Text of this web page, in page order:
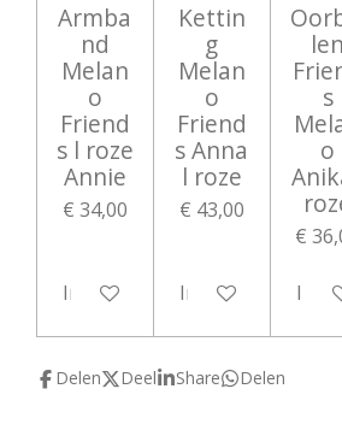
Armba
nd
Melan
o
Friend
s l roze
Annie
€ 34,00
In winkelwagen
Kettin
g
Melan
o
Friend
s Anna
l roze
€ 43,00
In winkelwagen
len
s
o
€
In
Delen Deel Share Delen